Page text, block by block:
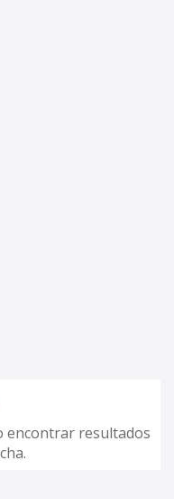
encontrar resultados